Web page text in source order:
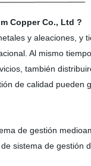
Copper Co., Ltd ?
y aleaciones,
Al mismo
también
de calidad pueden
de gestión
sistema de gestión